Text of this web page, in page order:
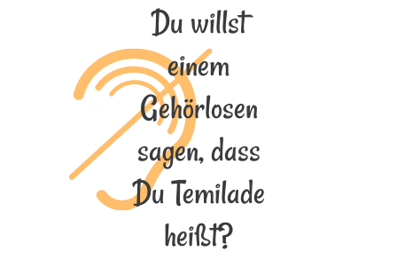
Du willst
einem
Gehörlosen
sagen, dass
Du Temilade
heißt?